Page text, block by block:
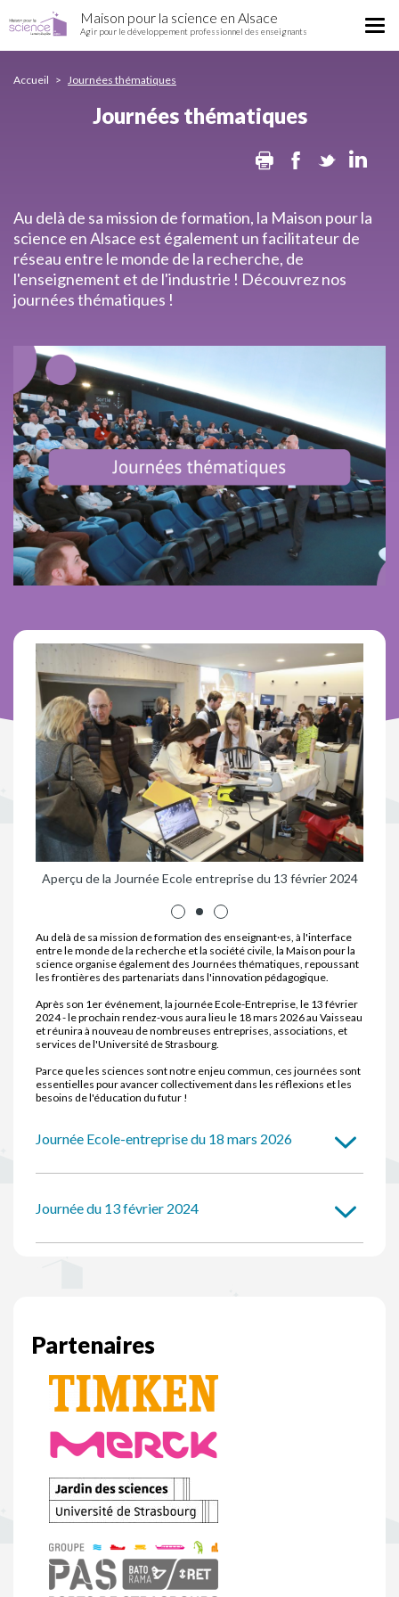
Journées
thématiques
au
Maison pour la science en Alsace
Agir pour le développement professionnel des enseignants
Accueil Journées thématiques
Journées thématiques
Print Facebook
Twitter
Au delà de sa mission de formation, la Maison pour la
science en Alsace est également un facilitateur de
réseau entre le monde de la recherche, de
l'enseignement et de l'industrie ! Découvrez nos
journées thématiques !
Aperçu de la Journée Ecole entreprise du 13 février 2024
Au delà de sa mission de formation des enseignant·es, à l'interface
entre le monde de la recherche et la société civile, la Maison pour la
science organise également des Journées thématiques, repoussant
les frontières des partenariats dans l'innovation pédagogique.
Après son 1er événement, la journée Ecole-Entreprise, le 13 février
2024 - le prochain rendez-vous aura lieu le 18 mars 2026 au Vaisseau
et réunira à nouveau de nombreuses entreprises, associations, et
services de l'Université de Strasbourg.
Parce que les sciences sont notre enjeu commun, ces journées sont
essentielles pour avancer collectivement dans les réflexions et les
besoins de l'éducation du futur !
Journée Ecole-entreprise du 18 mars 2026
Journée du 13 février 2024
Partenaires